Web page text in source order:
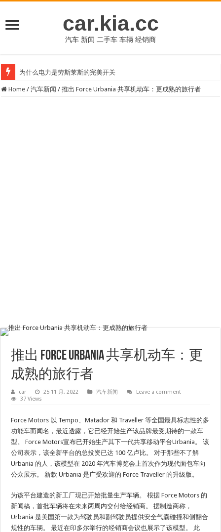
car.kia.cc
汽车 新闻 二手车 车辆 经销商
为什么电力是劳斯莱斯的完美开关
Home / 汽车新闻 / 推出 Force Urbania 共享机动车：更成熟的旅行者
推出 Force Urbania 共享机动车：更
成熟的旅行者
car 25 11 月, 2022 汽车新闻
Leave a comment
37 Views
Force Motors 以 Tempo、Matador 和 Traveller 等全国最具标志性的多
功能车而闻名，最近透露，它已经开始生产该品牌最受期待的一款车
型。 Force Motors宣布已开始生产其下一代共享移动平台Urbania。 该
公司表示，该全新平台的总投资已达 100 亿卢比。 对于那些不了解
Urbania 的人，该模型在 2020 年汽车博览会上首次作为现代面包车向
公众展示。 新款 Urbania 是广受欢迎的 Force Traveller 的升级版。
为该平台建造的新工厂现已开始批量生产车辆。 根据 Force Motors 的
新闻稿，首批车辆将在未来两周内交付给经销商。 据制造商称，
Urbania 是美国第一款为驾驶员和副驾驶员提供安全气囊碰撞和侧翻合
规性的车辆。 最近在印多尔举行的经销商会议也展示了该模型。 此